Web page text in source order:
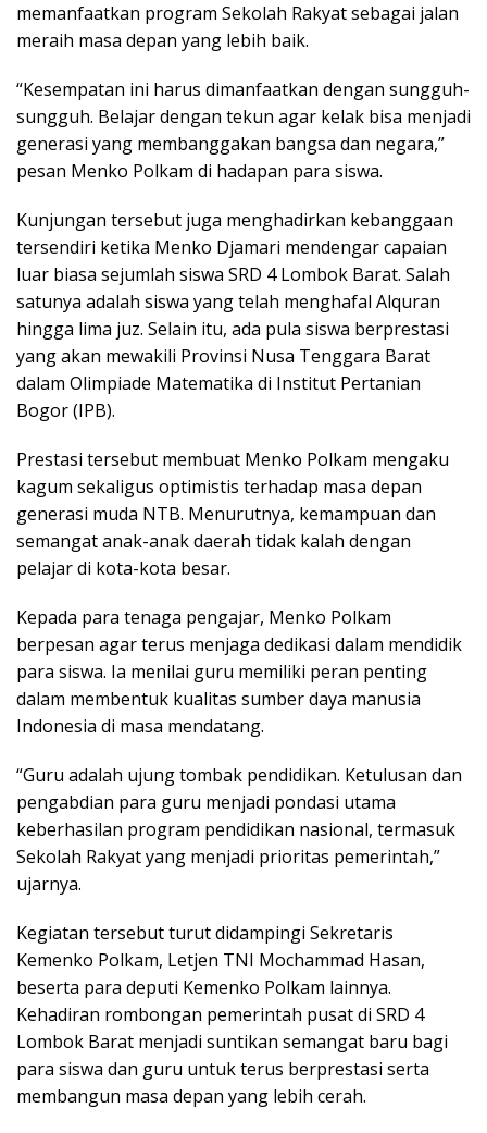
memanfaatkan program Sekolah Rakyat sebagai jalan
meraih masa depan yang lebih baik.
“Kesempatan ini harus dimanfaatkan dengan sungguh-
sungguh. Belajar dengan tekun agar kelak bisa menjadi
generasi yang membanggakan bangsa dan negara,”
pesan Menko Polkam di hadapan para siswa.
Kunjungan tersebut juga menghadirkan kebanggaan
tersendiri ketika Menko Djamari mendengar capaian
luar biasa sejumlah siswa SRD 4 Lombok Barat. Salah
satunya adalah siswa yang telah menghafal Alquran
hingga lima juz. Selain itu, ada pula siswa berprestasi
yang akan mewakili Provinsi Nusa Tenggara Barat
dalam Olimpiade Matematika di Institut Pertanian
Bogor (IPB).
Prestasi tersebut membuat Menko Polkam mengaku
kagum sekaligus optimistis terhadap masa depan
generasi muda NTB. Menurutnya, kemampuan dan
semangat anak-anak daerah tidak kalah dengan
pelajar di kota-kota besar.
Kepada para tenaga pengajar, Menko Polkam
berpesan agar terus menjaga dedikasi dalam mendidik
para siswa. Ia menilai guru memiliki peran penting
dalam membentuk kualitas sumber daya manusia
Indonesia di masa mendatang.
“Guru adalah ujung tombak pendidikan. Ketulusan dan
pengabdian para guru menjadi pondasi utama
keberhasilan program pendidikan nasional, termasuk
Sekolah Rakyat yang menjadi prioritas pemerintah,”
ujarnya.
Kegiatan tersebut turut didampingi Sekretaris
Kemenko Polkam, Letjen TNI Mochammad Hasan,
beserta para deputi Kemenko Polkam lainnya.
Kehadiran rombongan pemerintah pusat di SRD 4
Lombok Barat menjadi suntikan semangat baru bagi
para siswa dan guru untuk terus berprestasi serta
membangun masa depan yang lebih cerah.